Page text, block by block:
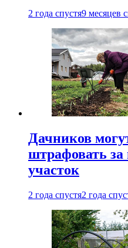
2 года спустя9 месяцев
Дачников
штрафовать
участок
2 года спустя2 года